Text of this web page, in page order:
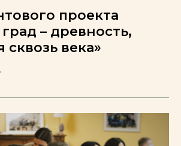
проекта
– древность,
сквозь века»